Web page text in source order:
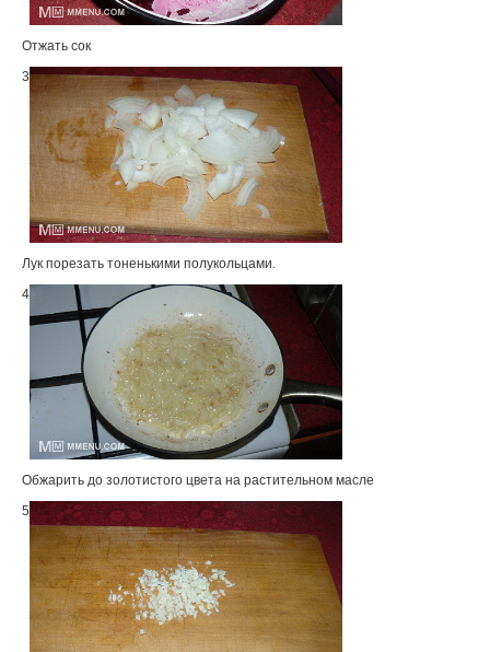
Отжать сок
3
Лук порезать тоненькими полукольцами.
4
Обжарить до золотистого цвета на растительном масле
5